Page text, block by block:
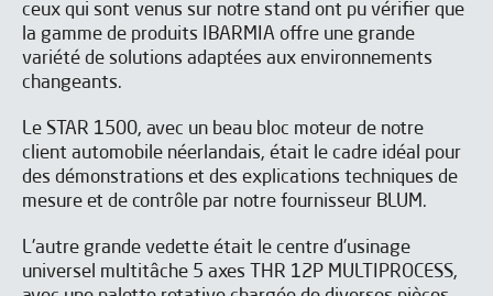
ceux qui sont venus sur notre stand ont pu vérifier que
la gamme de produits IBARMIA offre une grande
variété de solutions adaptées aux environnements
changeants.
Le STAR 1500, avec un beau bloc moteur de notre
client automobile néerlandais, était le cadre idéal pour
des démonstrations et des explications techniques de
mesure et de contrôle par notre fournisseur BLUM.
L'autre grande vedette était le centre d'usinage
universel multitâche 5 axes THR 12P MULTIPROCESS,